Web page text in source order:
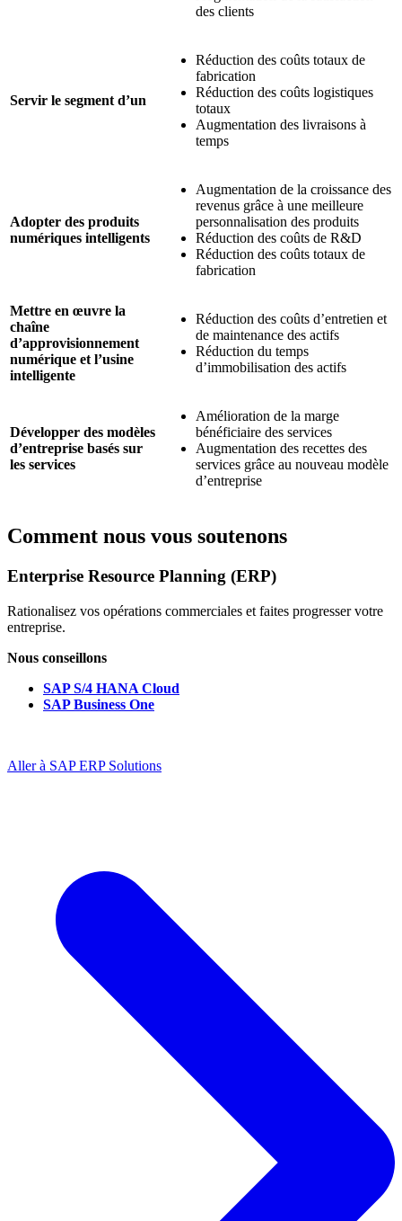
des clients
Servir le segment d’un
Réduction des coûts totaux de
fabrication
Réduction des coûts logistiques
totaux
Augmentation des livraisons à
temps
Adopter des produits
numériques intelligents
Augmentation de la croissance des
revenus grâce à une meilleure
personnalisation des produits
Réduction des coûts de R&D
Réduction des coûts totaux de
fabrication
Mettre en œuvre la
chaîne
d’approvisionnement
numérique et l’usine
intelligente
Réduction des coûts d’entretien et
de maintenance des actifs
Réduction du temps
d’immobilisation des actifs
Développer des modèles
d’entreprise basés sur
les services
Amélioration de la marge
bénéficiaire des services
Augmentation des recettes des
services grâce au nouveau modèle
d’entreprise
Comment nous vous soutenons
Enterprise Resource Planning (ERP)
Rationalisez vos opérations commerciales et faites progresser votre
entreprise.
Nous conseillons
SAP S/4 HANA Cloud
SAP Business One
Aller à SAP ERP Solutions